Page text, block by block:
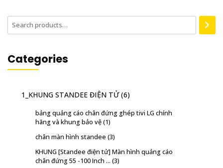
Categories
1_KHUNG STANDEE ĐIỆN TỬ (6)
bảng quảng cáo chân đứng ghép tivi LG chính
hãng và khung bảo vệ(1)
chân màn hình standee (3)
KHUNG [Standee điện tử] Màn hình quảng cáo
chân đứng 55 -100 Inch ... (3)